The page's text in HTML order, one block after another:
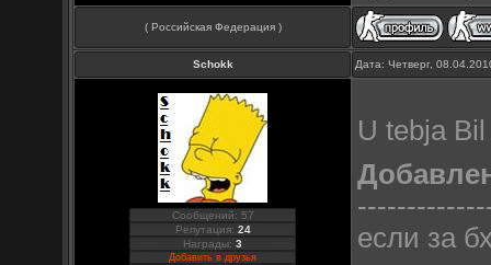
( Российская Федерация )
Schokk Дата: Четверг,
Сообщений: 57
Репутация: 24
Награды:3
Добавить в друзья
U tebja
если за